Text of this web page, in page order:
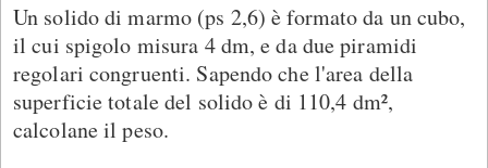
Un solido di marmo (ps 2,6) è formato da un cubo,
il cui spigolo misura 4 dm, e da due piramidi
regolari congruenti. Sapendo che l'area della
superficie totale del solido è di 110,4 dm²,
calcolane il peso.